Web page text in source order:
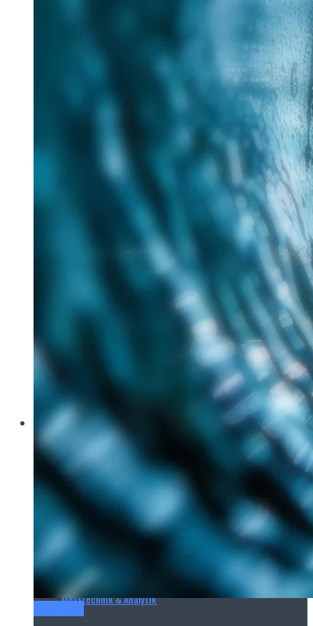
Im Rahmen des Messe-Mottos „Lösungen für eine
verantwortungsvolle Zukunft“ hat Tracto auf der IFAT
nachhaltige Verfahren für die zukunftsorientierte
Aquatech Amsterdam
Brau Beviale
Hannover Messe
IFAT
E‑Mag
Wasseraufbereitung
Wasserbehandlung
Wasserinfrastruktur
Anlagen & Komponenten
Messtechnik & Analytik